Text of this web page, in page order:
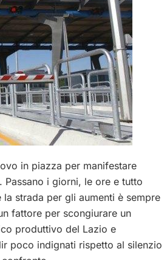
in piazza per manifestare
Passano i giorni, le ore e tutto
strada per gli aumenti è sempre
fattore per scongiurare un
produttivo del Lazio e
poco indignati rispetto al silenzio